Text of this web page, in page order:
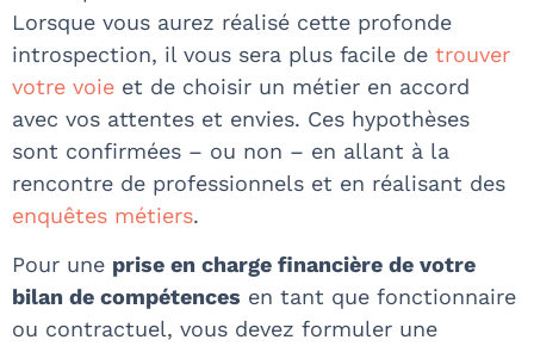
Lorsque vous aurez réalisé cette profonde
introspection, il vous sera plus facile de trouver
votre voie et de choisir un métier en accord
avec vos attentes et envies. Ces hypothèses
sont confirmées – ou non – en allant à la
rencontre de professionnels et en réalisant des
enquêtes métiers.
Pour une prise en charge financière de votre
bilan de compétences en tant que fonctionnaire
ou contractuel, vous devez formuler une